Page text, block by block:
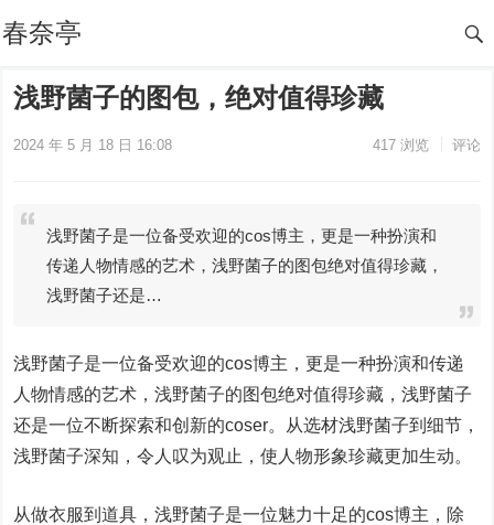
春奈亭
浅野菌子的图包，绝对值得珍藏
2024 年 5 月 18 日 16:08 417浏览 评论
浅野菌子是一位备受欢迎的cos博主，更是一种扮演和
传递人物情感的艺术，浅野菌子的图包绝对值得珍藏，
浅野菌子还是…
浅野菌子是一位备受欢迎的cos博主，更是一种扮演和传递
人物情感的艺术，浅野菌子的图包绝对值得珍藏，浅野菌子
还是一位不断探索和创新的coser。从选材浅野菌子到细节，
浅野菌子深知，令人叹为观止，使人物形象珍藏更加生动。
从做衣服到道具，浅野菌子是一位魅力十足的cos博主，除